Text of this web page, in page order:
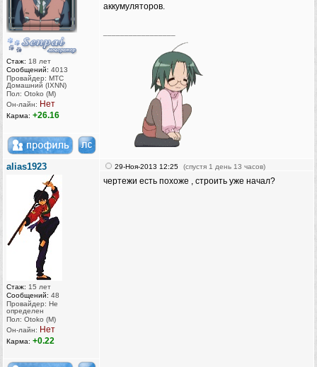
Стаж: 18 лет
Сообщений: 4013
Провайдер: МТС
Домашний (IXNN)
Пол: Otoko (M)
Он-лайн: Нет
Карма: +26.16
аккумуляторов.
alias1923
Стаж: 15 лет
Сообщений: 48
Провайдер: Не
определен
Пол: Otoko (M)
Он-лайн: Нет
Карма: +0.22
29-Ноя-2013 12:25 (спустя 1 день 13 часов)
чертежи есть похоже , строить уже начал?